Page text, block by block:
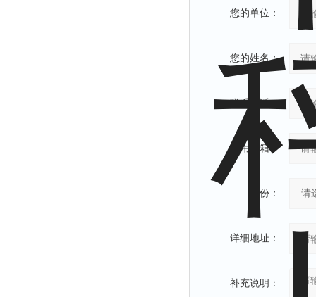
您的单位：
您的姓名：
联系电话：
常用邮箱：
省份：
详细地址：
补充说明：